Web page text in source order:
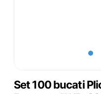
lens
Set 100 bucati